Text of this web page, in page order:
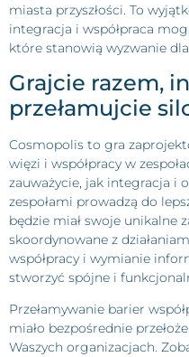
miasta przyszłości. To
integracja i współpraca
które stanowią wyzwanie
Grajcie razem,
przełamujcie
Cosmopolis to gra
więzi i współpracy w
zauważycie, jak integracja i
zespołami prowadzą do
będzie miał swoje unikalne
skoordynowane z
współpracy i wymianie
stworzyć spójne i
Przełamywanie barier
miało bezpośrednie
Waszych organizacjach.